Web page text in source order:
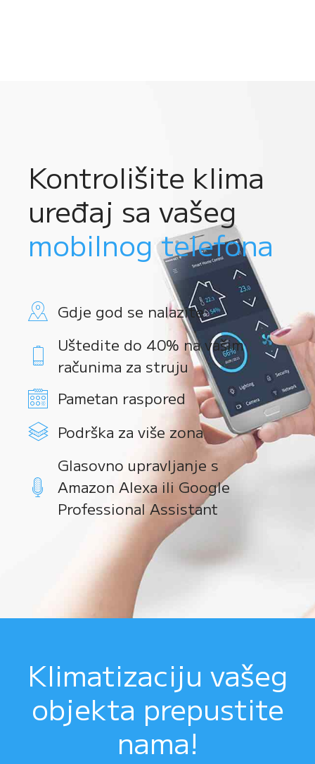
Kontrolišite klima
uređaj sa vašeg
mobilnog telefona
Gdje god se nalazite
Uštedite do 40% na vašim
računima za struju
Pametan raspored
Podrška za više zona
Glasovno upravljanje s
Amazon Alexa ili Google
Professional Assistant
Klimatizaciju vašeg
objekta prepustite
nama!